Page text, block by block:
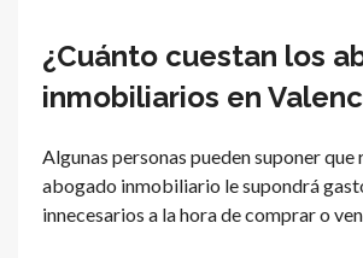
¿Cuánto cuestan los
inmobiliarios en
Algunas personas pueden suponer que
abogado inmobiliario le supondrá
innecesarios a la hora de comprar o